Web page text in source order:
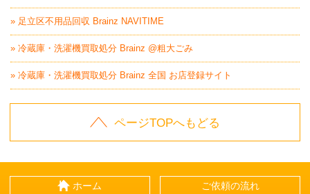
» 足立区不用品回収 Brainz NAVITIME
» 冷蔵庫・洗濯機買取処分 Brainz @粗大ごみ
» 冷蔵庫・洗濯機買取処分 Brainz 全国 お店登録サイト
ページTOPへもどる
ホーム ご依頼の流れ